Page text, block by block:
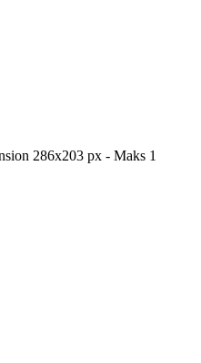
286x203 px - Maks 1